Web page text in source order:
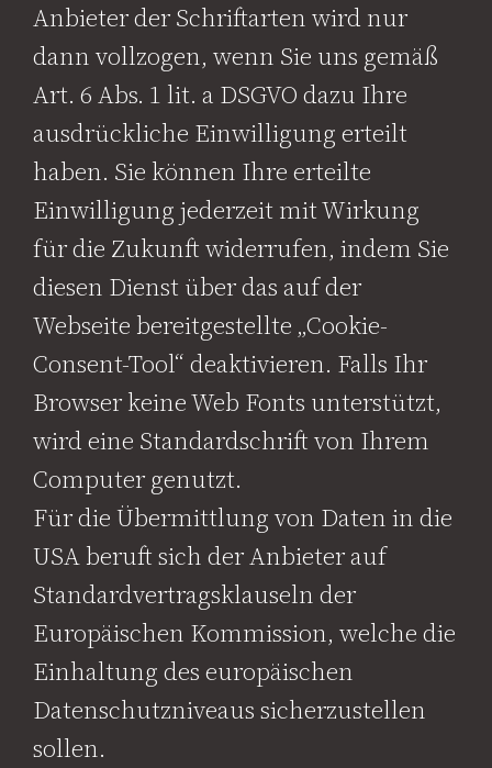
Anbieter der Schriftarten wird nur
dann vollzogen, wenn Sie uns gemäß
Art. 6 Abs. 1 lit. a DSGVO dazu Ihre
ausdrückliche Einwilligung erteilt
haben. Sie können Ihre erteilte
Einwilligung jederzeit mit Wirkung
für die Zukunft widerrufen, indem Sie
diesen Dienst über das auf der
Webseite bereitgestellte „Cookie-
Consent-Tool“ deaktivieren. Falls Ihr
Browser keine Web Fonts unterstützt,
wird eine Standardschrift von Ihrem
Computer genutzt.
Für die Übermittlung von Daten in die
USA beruft sich der Anbieter auf
Standardvertragsklauseln der
Europäischen Kommission, welche die
Einhaltung des europäischen
Datenschutzniveaus sicherzustellen
sollen.